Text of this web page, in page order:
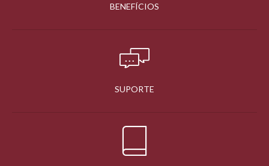
BENEFÍCIOS
SUPORTE